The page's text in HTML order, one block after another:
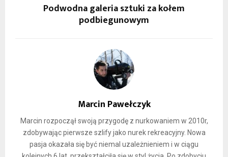
Podwodna galeria sztuki za kołem
podbiegunowym
Marcin Pawełczyk
Marcin rozpoczął swoją przygodę z nurkowaniem w 2010r,
zdobywając pierwsze szlify jako nurek rekreacyjny. Nowa
pasja okazała się być niemal uzależnieniem i w ciągu